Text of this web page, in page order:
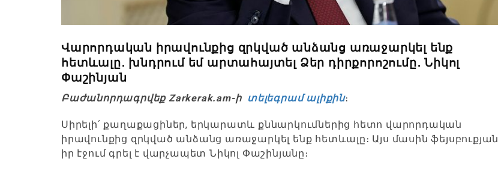
Վարորդական իրավունքից զրկված անձանց առաջարկել ենք
հետևալը․ խնդրում եմ արտահայտել Ձեր դիրքորոշումը․ Նիկոլ
Փաշինյան
Բաժանորդագրվեք Zarkerak.am-ի տելեգրամ ալիքին։
Սիրելի՛ քաղաքացիներ, երկարատև քննարկումներից հետո վարորդական
իրավունքից զրկված անձանց առաջարկել ենք հետևալը։ Այս մասին ֆեյսբուքյան
իր էջում գրել է վարչապետ Նիկոլ Փաշինյանը։